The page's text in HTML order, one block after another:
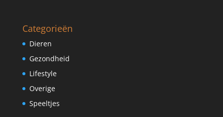
Categorieën
Dieren
Gezondheid
Lifestyle
Overige
Speeltjes